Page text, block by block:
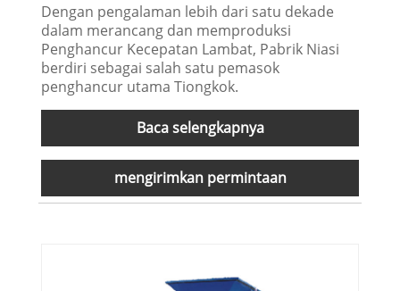
Dengan pengalaman lebih dari satu dekade
dalam merancang dan memproduksi
Penghancur Kecepatan Lambat, Pabrik Niasi
berdiri sebagai salah satu pemasok
penghancur utama Tiongkok.
Baca selengkapnya
mengirimkan permintaan